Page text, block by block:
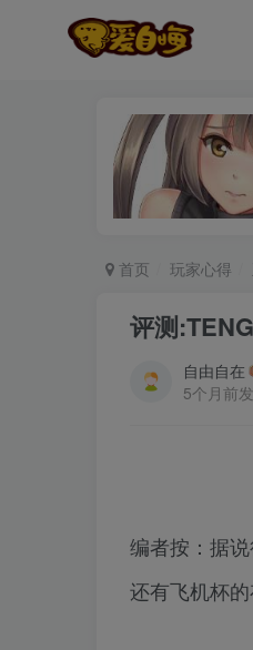
首页 玩家心得
评测
自由自在
5个月前
编者按：据
还有飞机杯的